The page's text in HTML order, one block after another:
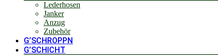
Lederhosen
Janker
Anzug
Zubehör
G’SCHROPPN
G’SCHICHT